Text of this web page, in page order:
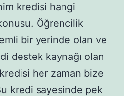
kredisi hangi
Öğrencilik
bir yerinde olan ve
destek kaynağı olan
her zaman bize
kredi sayesinde pek